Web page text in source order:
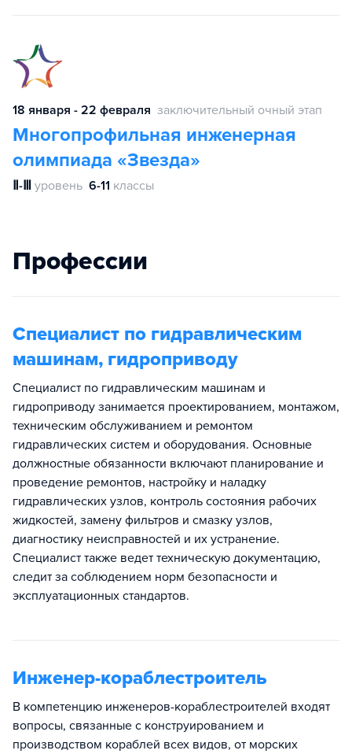
18 января - 22 февраля заключительный очный этап
Многопрофильная инженерная
олимпиада «Звезда»
Ⅱ-Ⅲ уровень 6-11 классы
Профессии
Специалист по гидравлическим
машинам, гидроприводу
Специалист по гидравлическим машинам и
гидроприводу занимается проектированием, монтажом,
техническим обслуживанием и ремонтом
гидравлических систем и оборудования. Основные
должностные обязанности включают планирование и
проведение ремонтов, настройку и наладку
гидравлических узлов, контроль состояния рабочих
жидкостей, замену фильтров и смазку узлов,
диагностику неисправностей и их устранение.
Специалист также ведет техническую документацию,
следит за соблюдением норм безопасности и
эксплуатационных стандартов.
Инженер-кораблестроитель
В компетенцию инженеров-кораблестроителей входят
вопросы, связанные с конструированием и
производством кораблей всех видов, от морских